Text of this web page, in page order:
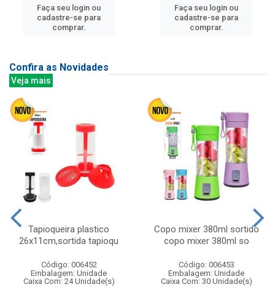
Faça seu login ou
cadastre-se para
comprar.
Faça seu login ou
cadastre-se para
comprar.
Confira as Novidades
Veja mais
Tapioqueira plastico
26x11cm,sortida tapioqu
Código: 006452
Embalagem: Unidade
Caixa Com: 24 Unidade(s)
Copo mixer 380ml sortido
copo mixer 380ml so
Código: 006453
Embalagem: Unidade
Caixa Com: 30 Unidade(s)